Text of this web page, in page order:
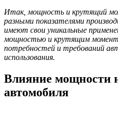
Итак, мощность и крутящий
разными показателями
имеют свои уникальные
мощностью и крутящим
потребностей и требований
использования.
Влияние мощности
автомобиля